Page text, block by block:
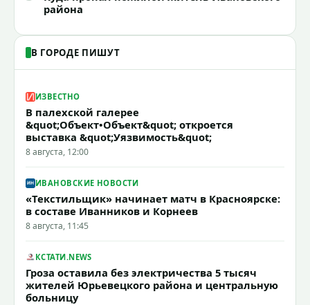
района
В ГОРОДЕ ПИШУТ
ИЗВЕСТНО
В палехской галерее
&quot;Объект•Объект&quot; откроется
выставка &quot;Уязвимость&quot;
8 августа, 12:00
ИВАНОВСКИЕ НОВОСТИ
«Текстильщик» начинает матч в Красноярске:
в составе Иванников и Корнеев
8 августа, 11:45
КСТАТИ.NEWS
Гроза оставила без электричества 5 тысяч
жителей Юрьевецкого района и центральную
больницу